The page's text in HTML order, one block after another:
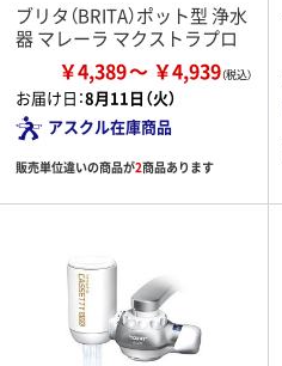
ブリタ（BRITA）ポット型 浄水
器 マレーラ マクストラプロ
￥4,389 ￥4,939
お届け日：8月11日（火）
アスクル在庫商品
販売単位違いの商品が2商品あります